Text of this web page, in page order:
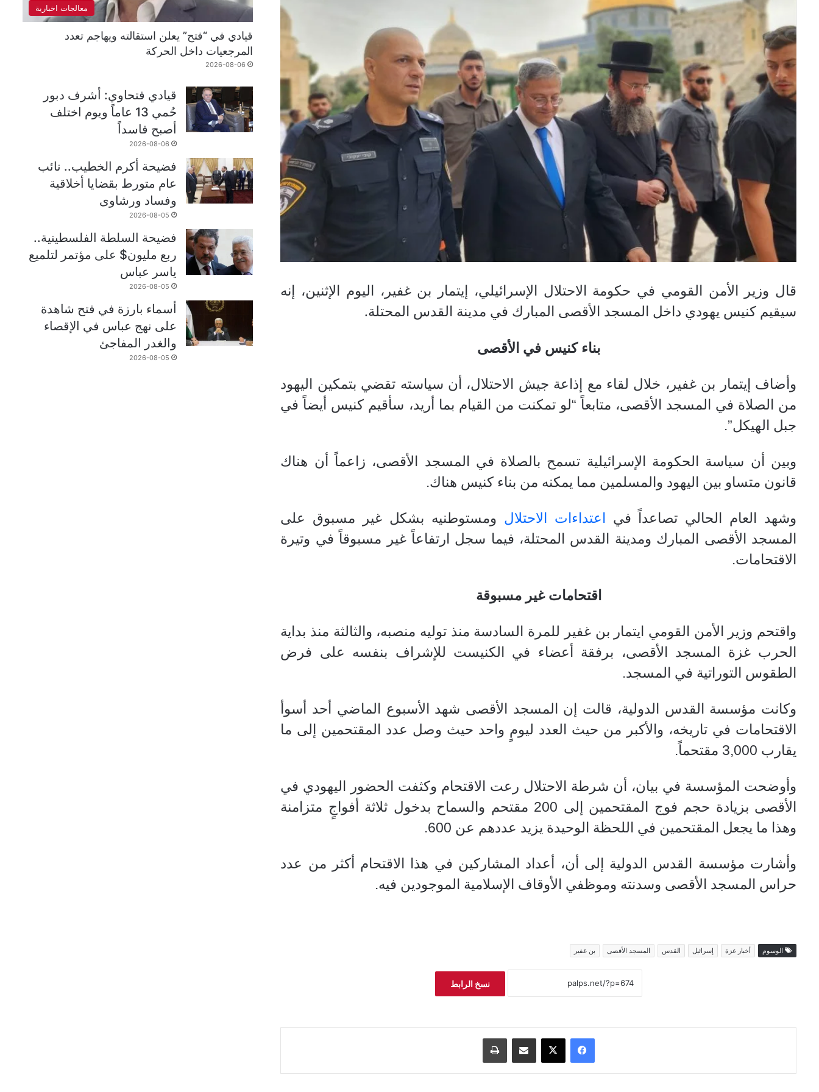
قال وزير الأمن القومي في حكومة الاحتلال الإسرائيلي، إيتمار بن غفير، اليوم الإثنين، إنه
سيقيم كنيس يهودي داخل المسجد الأقصى المبارك في مدينة القدس المحتلة.
بناء كنيس في الأقصى
وأضاف إيتمار بن غفير، خلال لقاء مع إذاعة جيش الاحتلال، أن سياسته تقضي بتمكين اليهود
من الصلاة في المسجد الأقصى، متابعاً “لو تمكنت من القيام بما أريد، سأقيم كنيس أيضاً في
جبل الهيكل”.
وبين أن سياسة الحكومة الإسرائيلية تسمح بالصلاة في المسجد الأقصى، زاعماً أن هناك
قانون متساو بين اليهود والمسلمين مما يمكنه من بناء كنيس هناك.
وشهد العام الحالي تصاعداً في اعتداءات الاحتلال ومستوطنيه بشكل غير مسبوق على
المسجد الأقصى المبارك ومدينة القدس المحتلة، فيما سجل ارتفاعاً غير مسبوقاً في وتيرة
الاقتحامات.
اقتحامات غير مسبوقة
واقتحم وزير الأمن القومي ايتمار بن غفير للمرة السادسة منذ توليه منصبه، والثالثة منذ بداية
الحرب غزة المسجد الأقصى، برفقة أعضاء في الكنيست للإشراف بنفسه على فرض
الطقوس التوراتية في المسجد.
وكانت مؤسسة القدس الدولية، قالت إن المسجد الأقصى شهد الأسبوع الماضي أحد أسوأ
الاقتحامات في تاريخه، والأكبر من حيث العدد ليومٍ واحد حيث وصل عدد المقتحمين إلى ما
يقارب 3,000 مقتحماً.
وأوضحت المؤسسة في بيان، أن شرطة الاحتلال رعت الاقتحام وكثفت الحضور اليهودي في
الأقصى بزيادة حجم فوج المقتحمين إلى 200 مقتحم والسماح بدخول ثلاثة أفواجٍ متزامنة
وهذا ما يجعل المقتحمين في اللحظة الوحيدة يزيد عددهم عن 600.
وأشارت مؤسسة القدس الدولية إلى أن، أعداد المشاركين في هذا الاقتحام أكثر من عدد
حراس المسجد الأقصى وسدنته وموظفي الأوقاف الإسلامية الموجودين فيه.
الوسوم أخبار غزة إسرائيل القدس المسجد الأقصى بن غفير
نسخ الرابط
فيسبوك ‫X مشاركة عبر البريد طباعة
معالجات اخبارية
قيادي في “فتح” يعلن استقالته ويهاجم تعدد
المرجعيات داخل الحركة
2026-08-06
قيادي فتحاوي: أشرف دبور
حُمي 13 عاماً ويوم اختلف
أصبح فاسداً
2026-08-06
فضيحة أكرم الخطيب.. نائب
عام متورط بقضايا أخلاقية
وفساد ورشاوى
2026-08-05
فضيحة السلطة الفلسطينية..
ربع مليون$ على مؤتمر لتلميع
ياسر عباس
2026-08-05
أسماء بارزة في فتح شاهدة
على نهج عباس في الإقصاء
والغدر المفاجئ
2026-08-05